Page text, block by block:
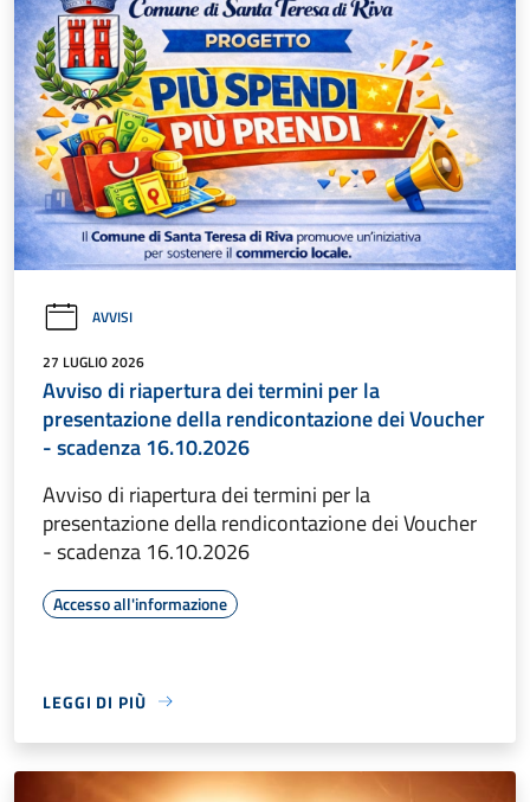
AVVISI
27 LUGLIO 2026
Avviso di riapertura dei termini per la
presentazione della rendicontazione dei Voucher
- scadenza 16.10.2026
Avviso di riapertura dei termini per la
presentazione della rendicontazione dei Voucher
- scadenza 16.10.2026
Accesso all'informazione
LEGGI DI PIÙ